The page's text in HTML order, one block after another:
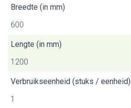
Breedte (in mm)
600
Lengte (in mm)
1200
Verbruikseenheid (stuks / eenheid)
1